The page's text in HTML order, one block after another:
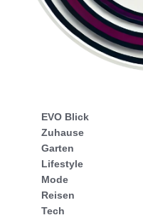
EVO Blick
Zuhause
Garten
Lifestyle
Mode
Reisen
Tech